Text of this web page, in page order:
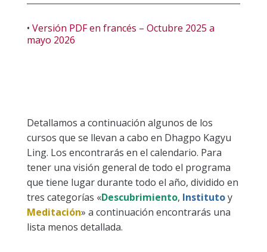
• Versión PDF en francés – Octubre 2025 a
mayo 2026
Detallamos a continuación algunos de los
cursos que se llevan a cabo en Dhagpo Kagyu
Ling. Los encontrarás en el calendario. Para
tener una visión general de todo el programa
que tiene lugar durante todo el año, dividido en
tres categorías «Descubrimiento, Institutoy
Meditación» a continuación encontrarás una
lista menos detallada.